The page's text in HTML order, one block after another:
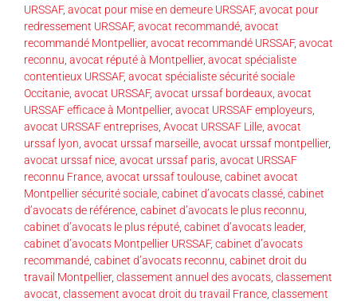
URSSAF, avocat pour mise en demeure URSSAF, avocat pour
redressement URSSAF, avocat recommandé avocat
recommandé Montpellier, avocat recommandé URSSAF, avocat
reconnu avocat réputé à Montpellier, avocat spécialiste
contentieux URSSAF, avocat spécialiste sécurité sociale
Occitanie avocat URSSAF, avocat urssaf bordeaux avocat
URSSAF efficace à Montpellier, avocat URSSAF employeurs
avocat URSSAF entreprises Avocat URSSAF Lille avocat
urssaf lyon avocat urssaf marseille avocat urssaf montpellier,
avocat urssaf nice avocat urssaf paris avocat URSSAF
reconnu France avocat urssaf toulouse cabinet avocat
Montpellier sécurité sociale cabinet d’avocats classé cabinet
d’avocats de référence cabinet d’avocats le plus reconnu
cabinet d’avocats le plus réputé cabinet d’avocats leader,
cabinet d’avocats Montpellier URSSAF, cabinet d’avocats
recommandé cabinet d’avocats reconnu cabinet droit du
travail Montpellier, classement annuel des avocats classement
avocat classement avocat droit du travail France classement